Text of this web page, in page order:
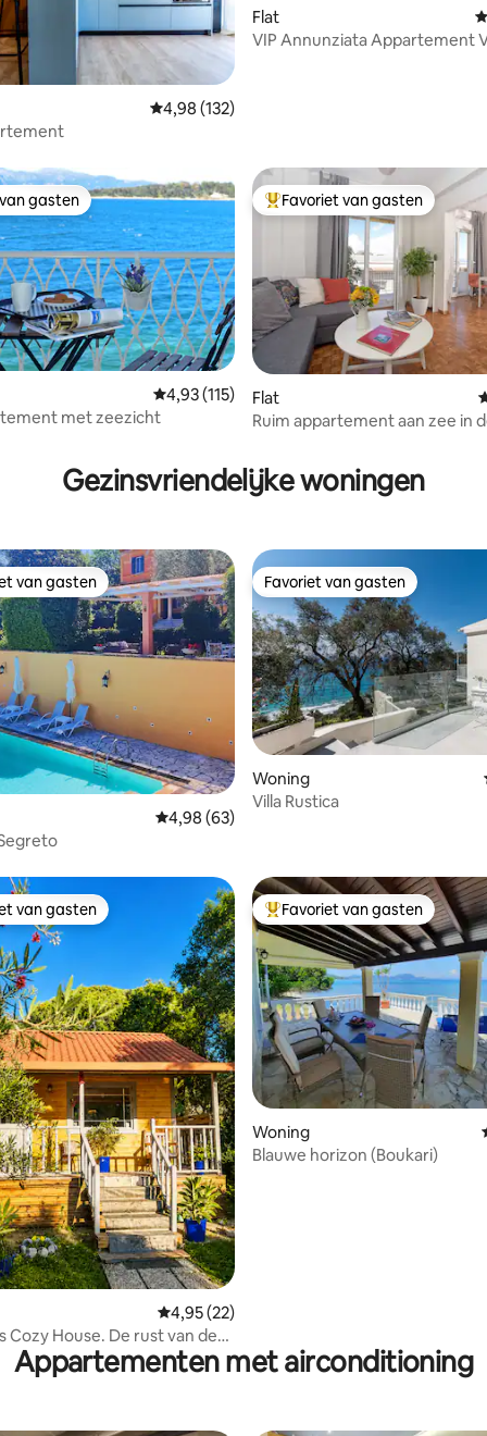
van 4,82 op 5, 287 recensiesGemiddelde beoordeling van 4,98 op 5, 132
4,98 (132)
Flat
VIP Annunziata Appartement
van 4,92 op 5, 110 recensies
gasten
gasten
Gemiddelde beoordeling van 4,93 op 5, 115
4,93 (115)
met zeezicht
Topfavoriet van gasten
Favoriet van gasten
Flat
Ruim appartement aan zee in
Gezinsvriendelijke woningen
van 4,97 op 5, 37 recensies
van gasten
van gasten
Gemiddelde beoordeling van 4,98 op 5, 63
4,98 (63)
Favoriet van gasten
Favoriet van gasten
Woning
Villa Rustica
van 4,97 op 5, 77 recensies
van gasten
van gasten
Gemiddelde beoordeling van 4,95 op 5, 22
4,95 (22)
Cozy House. De rust van de
Topfavoriet van gasten
Favoriet van gasten
Woning
Blauwe horizon (Boukari)
Appartementen met airconditioning